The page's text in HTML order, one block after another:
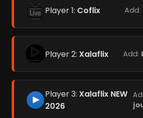
Player 1: Coflix Add:
Player 2: Xalaflix Add:
Player 3: Xalaflix NEW
2026